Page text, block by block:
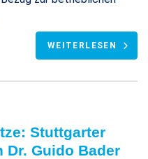
WEITERLESEN
Stuttgarter
Dr. Guido Bader